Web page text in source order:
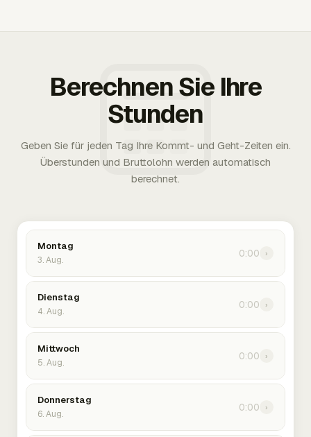
Berechnen Sie Ihre
Stunden
Geben Sie für jeden Tag Ihre Kommt- und Geht-Zeiten ein.
Überstunden und Bruttolohn werden automatisch
berechnet.
Montag
3. Aug.
0:00 ›
Dienstag
4. Aug.
0:00 ›
Mittwoch
5. Aug.
0:00 ›
Donnerstag
6. Aug.
0:00 ›